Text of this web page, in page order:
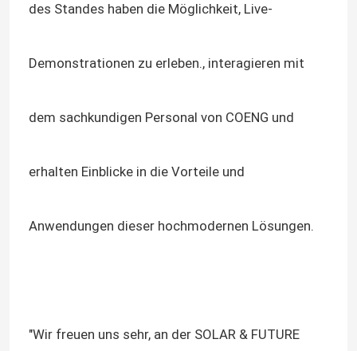
Kontakt mit uns
des Standes haben die Möglichkeit, Live-
Demonstrationen zu erleben., interagieren mit
dem sachkundigen Personal von COENG und
erhalten Einblicke in die Vorteile und
Anwendungen dieser hochmodernen Lösungen.
"Wir freuen uns sehr, an der SOLAR & FUTURE